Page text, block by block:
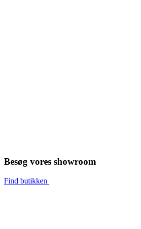
Besøg vores showroom
Find butikken